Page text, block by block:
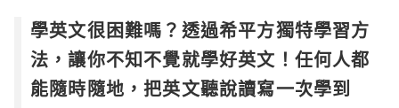
學英文很困難嗎？透過希平方獨特學習方
法，讓你不知不覺就學好英文！任何人都
能隨時隨地，把英文聽說讀寫一次學到